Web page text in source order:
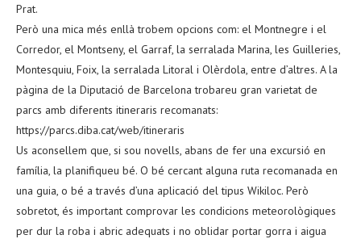
Prat.
Però una mica més enllà trobem opcions com: el Montnegre i el
Corredor, el Montseny, el Garraf, la serralada Marina, les Guilleries,
Montesquiu, Foix, la serralada Litoral i Olèrdola, entre d’altres. A la
pàgina de la Diputació de Barcelona trobareu gran varietat de
parcs amb diferents itineraris recomanats:
https://parcs.diba.cat/web/itineraris
Us aconsellem que, si sou novells, abans de fer una excursió en
família, la planifiqueu bé. O bé cercant alguna ruta recomanada en
una guia, o bé a través d’una aplicació del tipus Wikiloc. Però
sobretot, és important comprovar les condicions meteorològiques
per dur la roba i abric adequats i no oblidar portar gorra i aigua